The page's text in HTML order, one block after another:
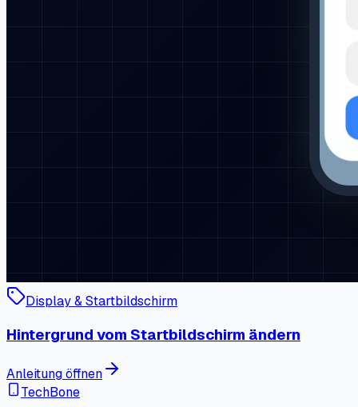
Display & Startbildschirm
Hintergrund vom Startbildschirm ändern
Anleitung öffnen
TechBone